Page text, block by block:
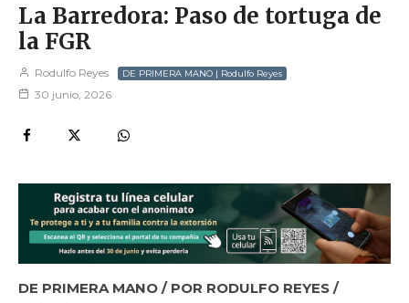
La Barredora: Paso de tortuga de
la FGR
Rodulfo Reyes DE PRIMERA MANO | Rodulfo Reyes
30 junio, 2026
DE PRIMERA MANO / POR RODULFO REYES /